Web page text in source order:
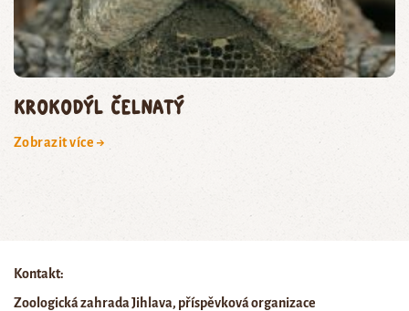
krokodýl čelnatý
Zobrazit více →
Kontakt:
Zoologická zahrada Jihlava, příspěvková organizace